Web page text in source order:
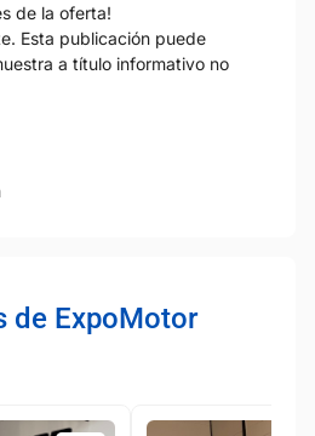
de la oferta!
Esta publicación puede
a título informativo no
de ExpoMotor